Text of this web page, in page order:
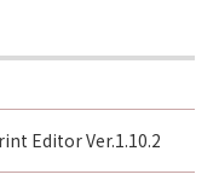
Editor Ver.1.10.2